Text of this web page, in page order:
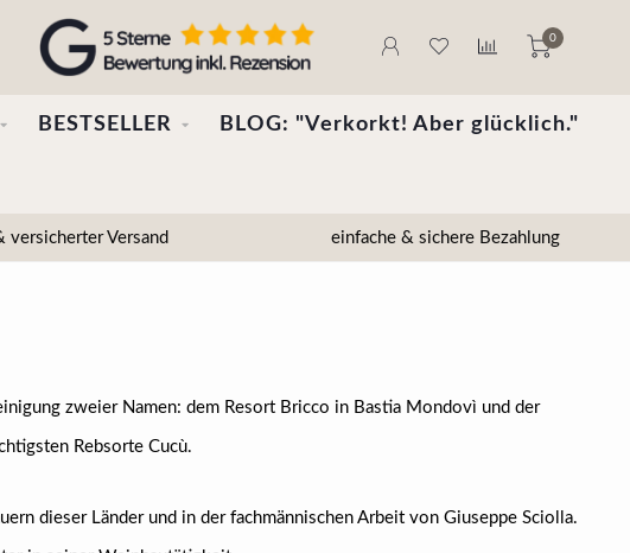
0
BESTSELLER BLOG: "Verkorkt! Aber glücklich."
versicherter Versand einfache & sichere Bezahlung
zweier Namen: dem Resort Bricco in Bastia Mondovì und der
Rebsorte Cucù.
dieser Länder und in der fachmännischen Arbeit von Giuseppe Sciolla.